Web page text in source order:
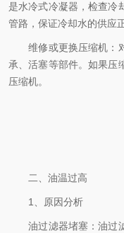
是水冷式冷凝器，检查冷
管路，保证冷却水的供应
维修或更换压缩机：对
承、活塞等部件。如果压
压缩机。
二、油温过高
1、原因分析
油过滤器堵塞：油过滤